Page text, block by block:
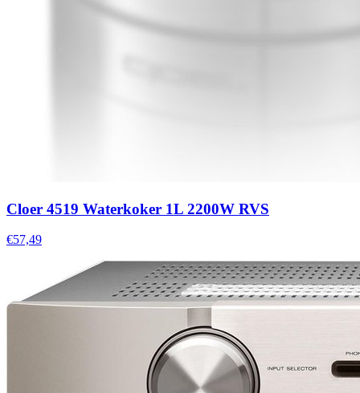
Cloer 4519 Waterkoker 1L 2200W RVS
€57,49